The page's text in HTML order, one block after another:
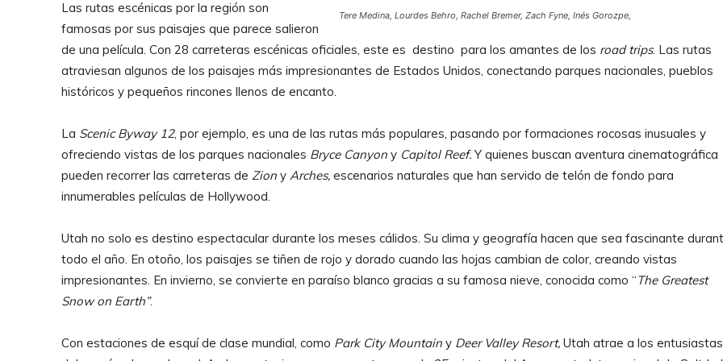
Tere Medina, Lourdes Behro, Rachel Bremer, Zach Fyne, Inés Gorozpe,
Las rutas escénicas por la región son
famosas por sus paisajes que parece salieron
de una película. Con 28 carreteras escénicas oficiales, este es destino para los amantes de los road trips. Las rutas
atraviesan algunos de los paisajes más impresionantes de Estados Unidos, conectando parques nacionales, pueblos
históricos y pequeños rincones llenos de encanto.
La Scenic Byway 12, por ejemplo, es una de las rutas más populares, pasando por formaciones rocosas inusuales y
ofreciendo vistas de los parques nacionales Bryce Canyon y Capitol Reef.Y quienes buscan aventura cinematográfica
pueden recorrer las carreteras de Zion y Arches, escenarios naturales que han servido de telón de fondo para
innumerables películas de Hollywood.
Utah no solo es destino espectacular durante los meses cálidos. Su clima y geografía hacen que sea fascinante
todo el año. En otoño, los paisajes se tiñen de rojo y dorado cuando las hojas cambian de color, creando vistas
impresionantes. En invierno, se convierte en paraíso blanco gracias a su famosa nieve, conocida como “The Greatest
Snow on Earth”.
Con estaciones de esquí de clase mundial, como Park City Mountain y Deer Valley Resort, Utah atrae a los entusiastas